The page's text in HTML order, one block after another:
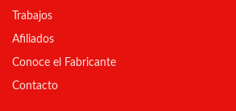
Trabajos
Afiliados
Conoce el Fabricante
Contacto